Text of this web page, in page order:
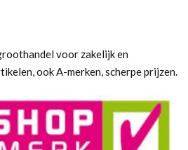
voor zakelijk en
ook A-merken, scherpe prijzen.